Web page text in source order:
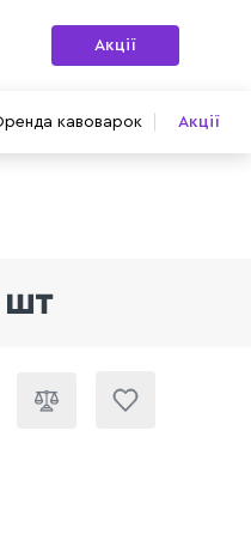
кавоварок Акції
Акції
шт